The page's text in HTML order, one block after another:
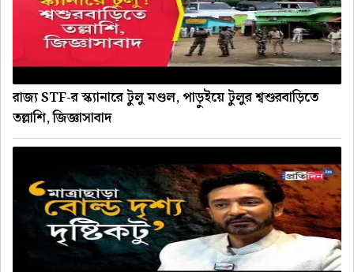
রাজ্য STF-র স্ক্যানারে টুলু মণ্ডল, পাড়ুইয়ে টুলুর শ্বশুরবাড়িতে
তল্লাশি, জিজ্ঞাসাবাদ